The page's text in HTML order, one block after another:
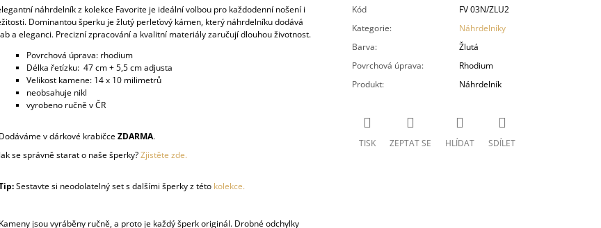
náhrdelník z kolekce Favorite je ideální volbou pro každodenní nošení i
Dominantou šperku je žlutý perleťový kámen, který náhrdelníku dodává
a eleganci. Precizní zpracování a kvalitní materiály zaručují dlouhou životnost.
Povrchová úprava: rhodium
Délka řetízku: 47 cm + 5,5 cm adjusta
Velikost kamene: 14 x 10 milimetrů
neobsahuje nikl
vyrobeno ručně v ČR
Dodáváme v dárkové krabičceZDARMA.
Jak se správně starat o naše šperky?Zjistěte zde.
Sestavte si neodolatelný set s dalšími šperky z této kolekce.
Kameny jsou vyráběny ručně, a proto je každý šperk originál. Drobné odchylky
Kód
FV 03N/ZLU2
Kategorie:
Náhrdelníky
Barva:
Žlutá
Povrchová úprava:
Rhodium
Produkt: Náhrdelník
TISK ZEPTAT SE HLÍDAT SDÍLET